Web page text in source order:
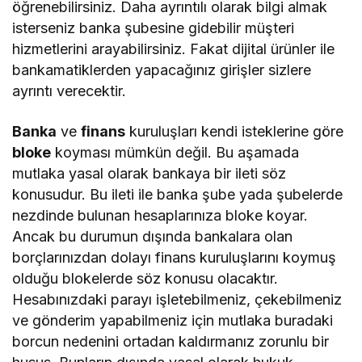
öğrenebilirsiniz. Daha ayrıntılı olarak bilgi almak
isterseniz banka şubesine gidebilir müşteri
hizmetlerini arayabilirsiniz. Fakat dijital ürünler ile
bankamatiklerden yapacağınız girişler sizlere
ayrıntı verecektir.
Banka vefinans kuruluşları kendi isteklerine göre
bloke koyması mümkün değil. Bu aşamada
mutlaka yasal olarak bankaya bir ileti söz
konusudur. Bu ileti ile banka şube yada şubelerde
nezdinde bulunan hesaplarınıza bloke koyar.
Ancak bu durumun dışında bankalara olan
borçlarınızdan dolayı finans kuruluşlarını koymuş
olduğu blokelerde söz konusu olacaktır.
Hesabınızdaki parayı işletebilmeniz, çekebilmeniz
ve gönderim yapabilmeniz için mutlaka buradaki
borcun nedenini ortadan kaldırmanız zorunlu bir